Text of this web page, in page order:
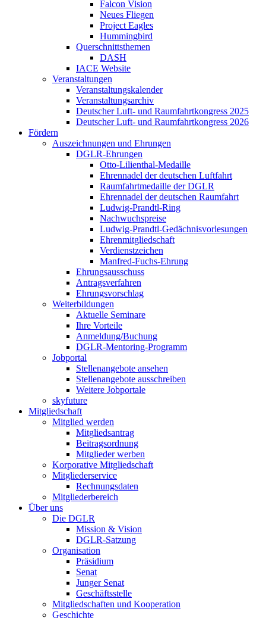
Falcon Vision
Neues Fliegen
Project Eagles
Hummingbird
Querschnittsthemen
DASH
IACE Website
Veranstaltungen
Veranstaltungskalender
Veranstaltungsarchiv
Deutscher Luft- und Raumfahrtkongress 2025
Deutscher Luft- und Raumfahrtkongress 2026
Fördern
Auszeichnungen und Ehrungen
DGLR-Ehrungen
Otto-Lilienthal-Medaille
Ehrennadel der deutschen Luftfahrt
Raumfahrtmedaille der DGLR
Ehrennadel der deutschen Raumfahrt
Ludwig-Prandtl-Ring
Nachwuchspreise
Ludwig-Prandtl-Gedächnisvorlesungen
Ehrenmitgliedschaft
Verdienstzeichen
Manfred-Fuchs-Ehrung
Ehrungsausschuss
Antragsverfahren
Ehrungsvorschlag
Weiterbildungen
Aktuelle Seminare
Ihre Vorteile
Anmeldung/Buchung
DGLR-Mentoring-Programm
Jobportal
Stellenangebote ansehen
Stellenangebote ausschreiben
Weitere Jobportale
skyfuture
Mitgliedschaft
Mitglied werden
Mitgliedsantrag
Beitragsordnung
Mitglieder werben
Korporative Mitgliedschaft
Mitgliederservice
Rechnungsdaten
Mitgliederbereich
Über uns
Die DGLR
Mission & Vision
DGLR-Satzung
Organisation
Präsidium
Senat
Junger Senat
Geschäftsstelle
Mitgliedschaften und Kooperation
Geschichte